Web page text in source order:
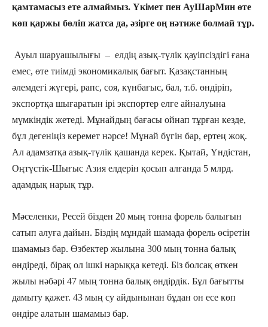
қамтамасыз ете алмаймыз. Үкімет пен АуШарМин өте
көп қаржы бөліп жатса да, әзірге оң нәтиже болмай тұр.
Ауыл шаруашылығы – елдің азық-түлік қауіпсіздігі ғана
емес, өте тиімді экономикалық бағыт. Қазақстанның
әлемдегі жүгері, рапс, соя, күнбағыс, бал, т.б. өндіріп,
экспортқа шығаратын ірі экспортер елге айналуына
мүмкіндік жетеді. Мұнайдың бағасы ойнап тұрған кезде,
бұл дегеніңіз керемет нәрсе! Мұнай бүгін бар, ертең жоқ.
Ал адамзатқа азық-түлік қашанда керек. Қытай, Үндістан,
Оңтүстік-Шығыс Азия елдерін қосып алғанда 5 млрд.
адамдық нарық тұр.
Мәселенки, Ресей бізден 20 мың тонна форель балығын
сатып алуға дайын. Біздің мұндай шамада форель өсіретін
шамамыз бар. Өзбектер жылына 300 мың тонна балық
өндіреді, бірақ ол ішкі нарыққа кетеді. Біз болсақ өткен
жылы нәбәрі 47 мың тонна балық өндірдік. Бұл бағытты
дамыту қажет. 43 мың су айдынынан бұдан он есе көп
өндіре алатын шамамыз бар.